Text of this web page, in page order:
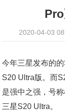
2020-04-03
今年三星发布的
S20 Ultra版。而
是强中之强，号
三星S20 Ultra。